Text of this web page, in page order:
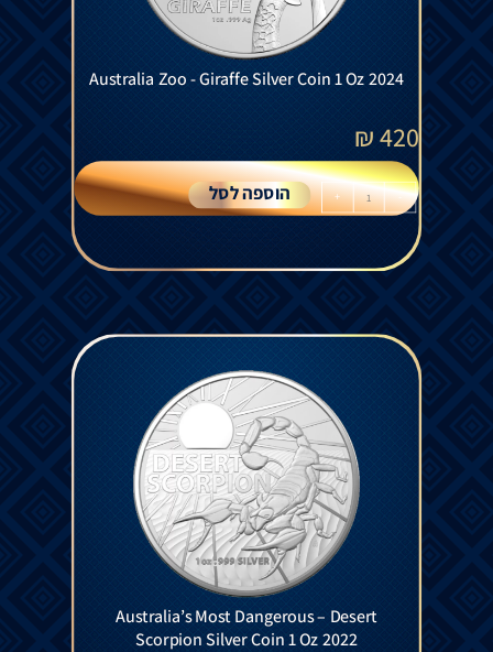
Australia Zoo - Giraffe Silver Coin 1 Oz 2024
420
₪
-
+ הוספה לסל
Australia’s Most Dangerous – Desert
Scorpion Silver Coin 1 Oz 2022